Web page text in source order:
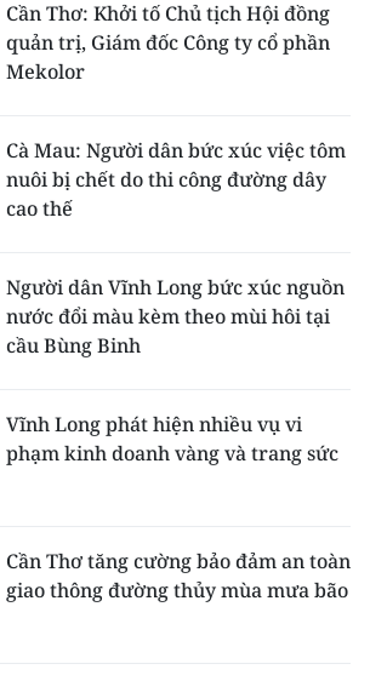
Cần Thơ: Khởi tố Chủ tịch Hội đồng
quản trị, Giám đốc Công ty cổ phần
Mekolor
Cà Mau: Người dân bức xúc việc tôm
nuôi bị chết do thi công đường dây
cao thế
Người dân Vĩnh Long bức xúc nguồn
nước đổi màu kèm theo mùi hôi tại
cầu Bùng Binh
Vĩnh Long phát hiện nhiều vụ vi
phạm kinh doanh vàng và trang sức
Cần Thơ tăng cường bảo đảm an toàn
giao thông đường thủy mùa mưa bão